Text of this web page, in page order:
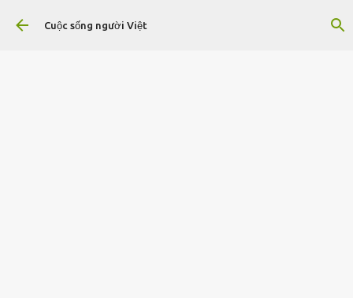
Chuyển đến nội dung chính
Cuộc sống người Việt